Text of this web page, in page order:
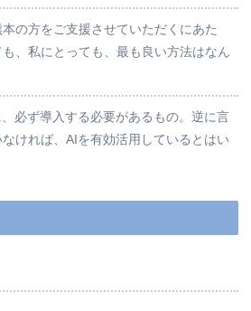
の方をご支援させていただくにあた
、私にとっても、最も良い方法はなん
必ず導入する必要があるもの。逆に言
ければ、AIを有効活用しているとはい